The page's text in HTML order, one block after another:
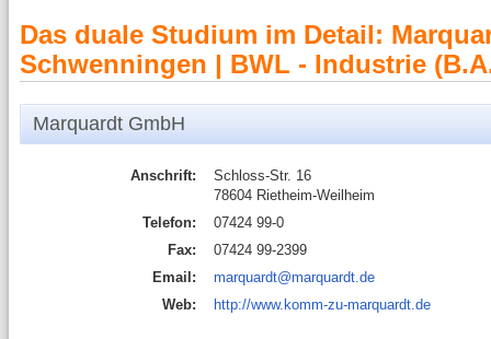
Das duale Studium im Detail:
Schwenningen | BWL - Industrie
Marquardt GmbH
Anschrift:
Schloss-Str. 16
78604 Rietheim-Weilheim
Telefon:
07424 99-0
Fax:
07424 99-2399
Email:
marquardt@marquardt.de
Web:
http://www.komm-zu-marquardt.de